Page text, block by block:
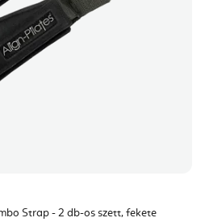
Strap - 2 db-os szett, fekete